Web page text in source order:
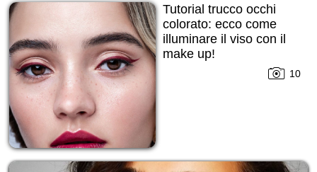
Tutorial trucco occhi
colorato: ecco come
illuminare il viso con il
make up!
10